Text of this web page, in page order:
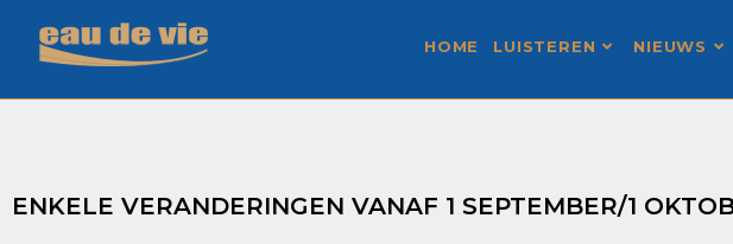
HOME LUISTEREN NIEUWS
ENKELE VERANDERINGEN VANAF 1 SEPTEMBER/1